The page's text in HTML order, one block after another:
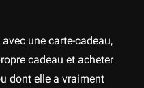
une carte-cadeau,
cadeau et acheter
dont elle a vraiment